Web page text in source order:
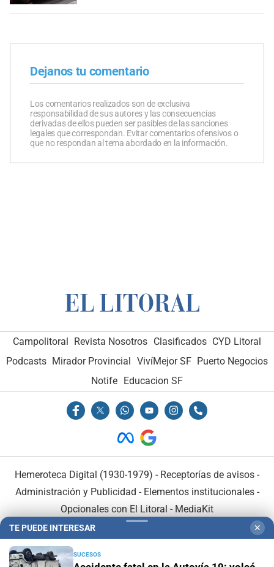
Dejanos tu comentario
Los comentarios realizados son de exclusiva
responsabilidad de sus autores y las consecuencias
derivadas de ellos pueden ser pasibles de las sanciones
legales que correspondan. Evitar comentarios ofensivos o
que no respondan al tema abordado en la información.
Campolitoral Revista Nosotros Clasificados CYD Litoral
Podcasts Mirador Provincial VivíMejor SF Puerto Negocios
Notife Educacion SF
Hemeroteca Digital (1930-1979) - Receptorías de avisos -
Administración y Publicidad - Elementos institucionales-
Opcionales con El Litoral - MediaKit
TE PUEDE INTERESAR ✕
SUCESOS